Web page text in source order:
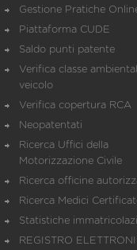
Gestione Pratiche
Piattaforma CUDE
Saldo punti patente
Verifica classe
veicolo
Verifica copertura RCA
Neopatentati
Ricerca Uffici della
Motorizzazione Civile
Ricerca officine
Ricerca Medici
Statistiche
REGISTRO